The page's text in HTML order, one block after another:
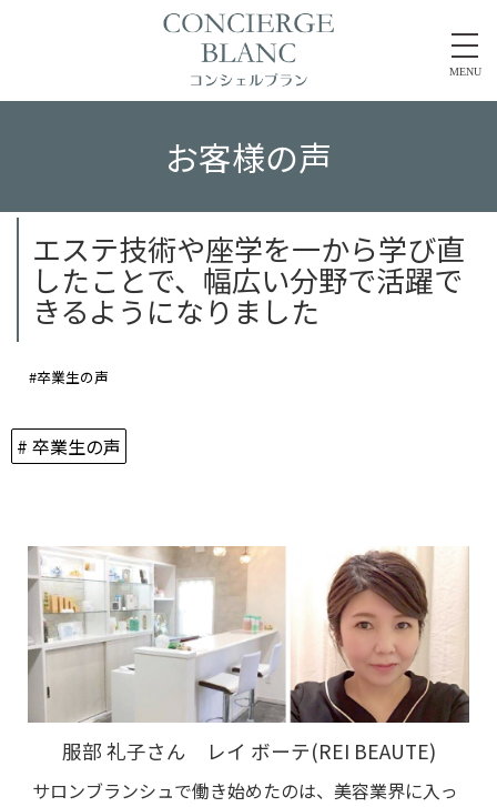
MENU
お客様の声
エステ技術や座学を一から学び直
したことで、幅広い分野で活躍で
きるようになりました
#卒業生の声
# 卒業生の声
服部 礼子さん レイ ボーテ(REI BEAUTE)
サロンブランシュで働き始めたのは、美容業界に入っ